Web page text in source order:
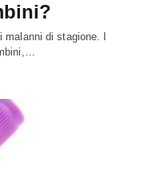
di stagione. I